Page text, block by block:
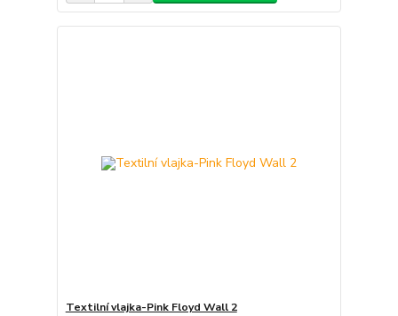
Textilní vlajka-Pink Floyd Wall 2